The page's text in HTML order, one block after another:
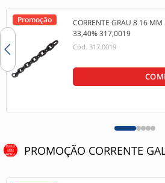
Promoção
CORRENTE GRAU 8 16
33,40% 317,0019
Cód. 317.0019